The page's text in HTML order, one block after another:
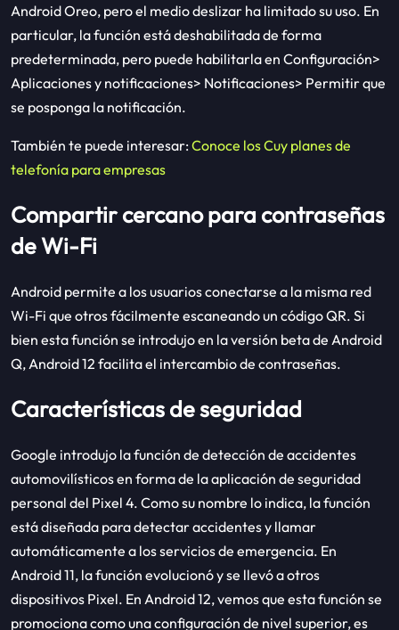
Android Oreo, pero el medio deslizar ha limitado su uso. En
particular, la función está deshabilitada de forma
predeterminada, pero puede habilitarla en Configuración>
Aplicaciones y notificaciones> Notificaciones> Permitir que
se posponga la notificación.
También te puede interesar: Conoce los Cuy planes de
telefonía para empresas
Compartir cercano para contraseñas
de Wi-Fi
Android permite a los usuarios conectarse a la misma red
Wi-Fi que otros fácilmente escaneando un código QR. Si
bien esta función se introdujo en la versión beta de Android
Q, Android 12 facilita el intercambio de contraseñas.
Características de seguridad
Google introdujo la función de detección de accidentes
automovilísticos en forma de la aplicación de seguridad
personal del Pixel 4. Como su nombre lo indica, la función
está diseñada para detectar accidentes y llamar
automáticamente a los servicios de emergencia. En
Android 11, la función evolucionó y se llevó a otros
dispositivos Pixel. En Android 12, vemos que esta función se
promociona como una configuración de nivel superior, es